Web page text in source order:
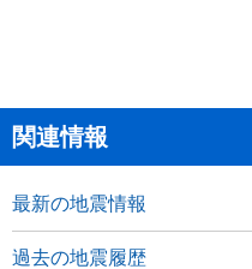
関連情報
最新の地震情報
過去の地震履歴